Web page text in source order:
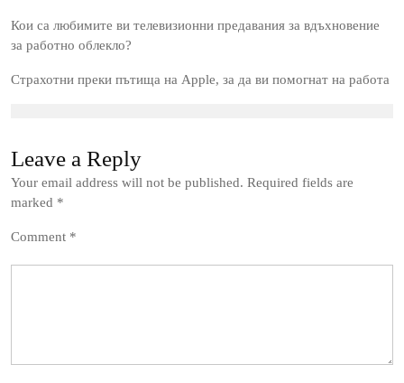
Кои са любимите ви телевизионни предавания за вдъхновение
за работно облекло?
Страхотни преки пътища на Apple, за да ви помогнат на работа
Leave a Reply
Your email address will not be published. Required fields are
marked *
Comment *